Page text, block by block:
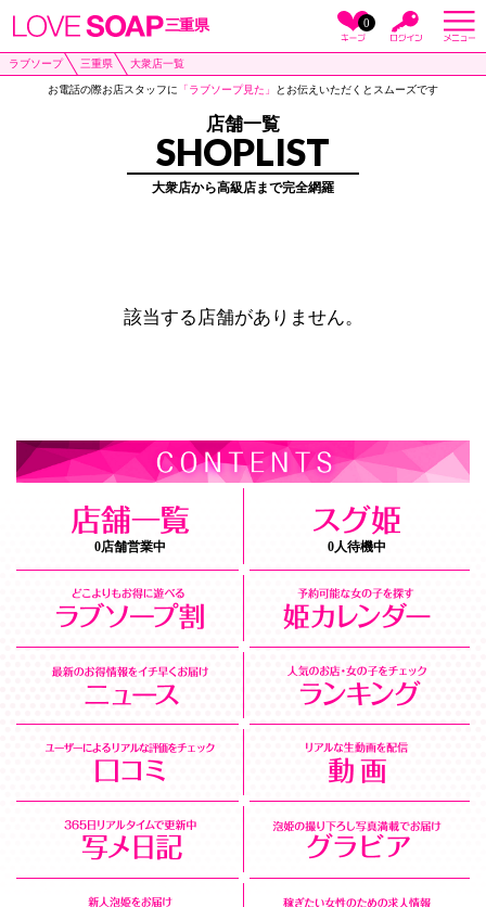
三重県 0
ラブソープ 三重県 大衆店一覧
お電話の際お店スタッフに 「ラブソープ見た」 とお伝えいただくとスムーズです
店舗一覧
SHOPLIST
大衆店から高級店まで完全網羅
該当する店舗がありません。
0店舗営業中 0人待機中